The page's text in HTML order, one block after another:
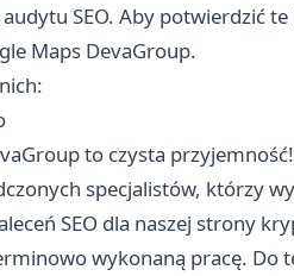
SEO. Aby potwierdzić
Maps DevaGroup.
to czysta
specjalistów, którzy
SEO dla naszej strony
wykonaną pracę. Do